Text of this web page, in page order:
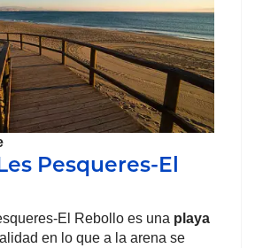
Pesqueres-El
El Rebollo es una playa
en lo que a la arena se